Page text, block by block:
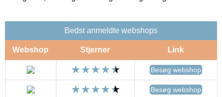
Bedst anmeldte webshops
Webshop Stjerner Link
Besøg webshop
Besøg webshop